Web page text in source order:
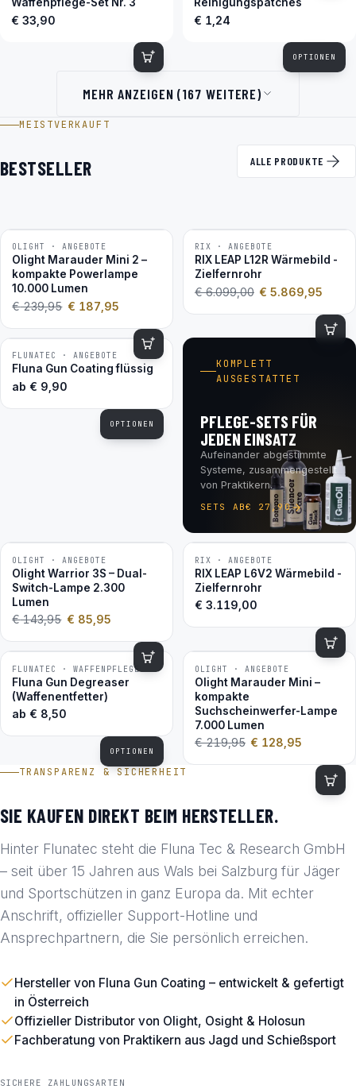
€ 33,90 € 1,24
OPTIONEN
MEHR ANZEIGEN (167 WEITERE)
MEISTVERKAUFT
BESTSELLER ALLE PRODUKTE
−22 %
OLIGHT · ANGEBOTE
Olight Marauder Mini 2 –
kompakte Powerlampe
10.000 Lumen
€239,95 € 187,95
−4 %
RIX · ANGEBOTE
RIX LEAP L12R Wärmebild -
Zielfernrohr
€6.099,00 € 5.869,95
BESTSELLER
FLUNATEC · ANGEBOTE
Fluna Gun Coating flüssig
ab € 9,90
OPTIONEN
KOMPLETT
AUSGESTATTET
PFLEGE-SETS FÜR
JEDEN EINSATZ
Aufeinander abgestimmte
Systeme, zusammengestellt
von Praktikern.
SETS AB€ 27,90
−40 %
OLIGHT · ANGEBOTE
Olight Warrior 3S – Dual-
Switch-Lampe 2.300
Lumen
€143,95 € 85,95
RIX · ANGEBOTE
RIX LEAP L6V2 Wärmebild -
Zielfernrohr
€ 3.119,00
BESTSELLER
FLUNATEC · WAFFENPFLEGE
Fluna Gun Degreaser
(Waffenentfetter)
ab € 8,50
OPTIONEN
−41 %
OLIGHT · ANGEBOTE
Olight Marauder Mini –
kompakte
Suchscheinwerfer-Lampe
7.000 Lumen
€219,95 € 128,95
TRANSPARENZ & SICHERHEIT
SIE KAUFEN DIREKT BEIM HERSTELLER.
Hinter Flunatec steht die Fluna Tec & Research GmbH
– seit über 15 Jahren aus Wals bei Salzburg für Jäger
und Sportschützen in ganz Europa da. Mit echter
Anschrift, offizieller Support-Hotline und
Ansprechpartnern, die Sie persönlich erreichen.
Hersteller von Fluna Gun Coating – entwickelt & gefertigt
in Österreich
Offizieller Distributor von Olight, Osight & Holosun
Fachberatung von Praktikern aus Jagd und Schießsport
SICHERE ZAHLUNGSARTEN